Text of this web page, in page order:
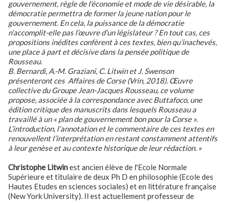
gouvernement, règle de l’économie et mode de vie désirable, la
démocratie permettra de former la jeune nation pour le
gouvernement. En cela, la puissance de la démocratie
n’accomplit-elle pas l’œuvre d’un législateur ? En tout cas, ces
propositions inédites confèrent à ces textes, bien qu’inachevés,
une place à part et décisive dans la pensée politique de
Rousseau.
B. Bernardi, A.-M. Graziani, C. Litwin et J. Swenson
présenteront ces Affaires de Corse(Vrin, 2018). Œuvre
collective duGroupe Jean-Jacques Rousseau, ce volume
propose, associée à la correspondance avec Buttafoco, une
édition critique des manuscrits dans lesquels Rousseau a
travaillé à un « plan de gouvernement bon pour la Corse ».
L’introduction, l’annotation et le commentaire de ces textes en
renouvellent l’interprétation en restant constamment attentifs
à leur genèse et au contexte historique de leur rédaction. »
Christophe Litwinest ancien élève de l'Ecole Normale
Supérieure et titulaire de deux Ph D en philosophie (Ecole des
Hautes Etudes en sciences sociales) et en littérature française
(New York University). Il est actuellement professeur de